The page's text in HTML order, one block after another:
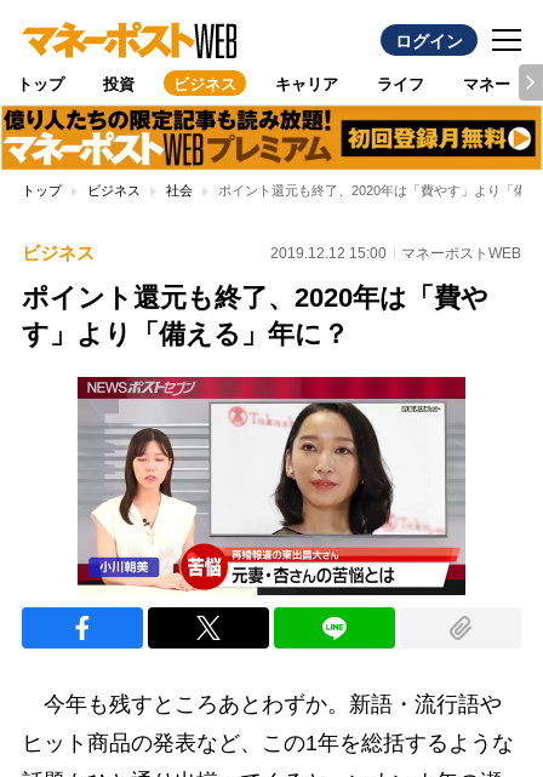
ログイン
トップ 投資 ビジネス キャリア ライフ マネー
トップ ビジネス 社会 ポイント還元も終了、2020年は「費やす」より「備
ビジネス 2019.12.12 15:00 マネーポストWEB
ポイント還元も終了、2020年は「費や
す」より「備える」年に？
今年も残すところあとわずか。新語・流行語や
ヒット商品の発表など、この1年を総括するような